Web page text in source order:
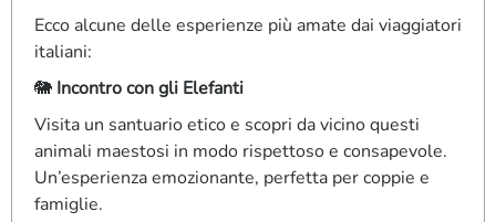
Ecco alcune delle esperienze più amate dai viaggiatori
italiani:
🐘 Incontro con gli Elefanti
Visita un santuario etico e scopri da vicino questi
animali maestosi in modo rispettoso e consapevole.
Un’esperienza emozionante, perfetta per coppie e
famiglie.